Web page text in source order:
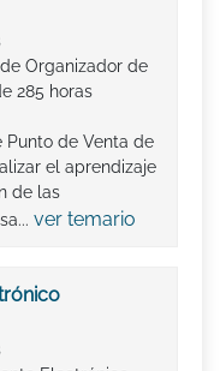
Organizador de
285 horas
Punto de Venta de
el aprendizaje
de las
ver temario